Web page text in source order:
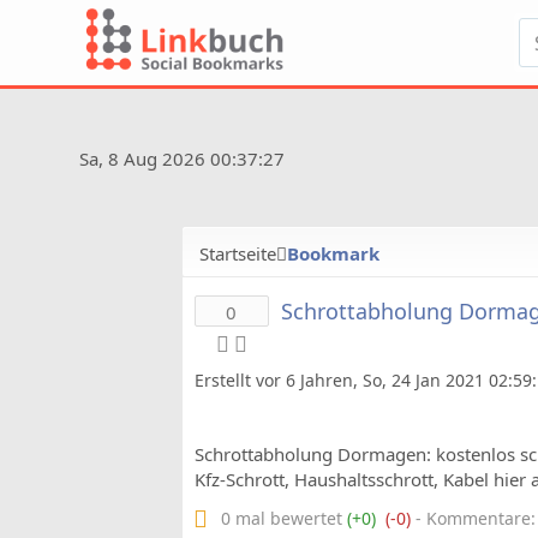
Sa, 8 Aug 2026 00:37:27
Startseite Bookmark
0 Schrottabholung
Erstellt vor 6 Jahren, So, 24 Jan 2021
Schrottabholung Dormagen: kostenlos
Kfz-Schrott, Haushaltsschrott, Kabel hier
0 mal bewertet (+0) (-0) -